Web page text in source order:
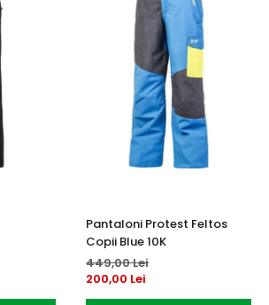
Pantaloni Protest Feltos
Copii Blue 10K
449,00 Lei
200,00 Lei